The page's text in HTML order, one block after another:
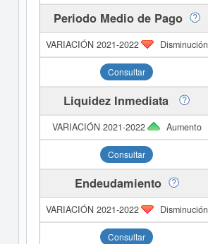
Periodo Medio de Pago
Disminución
Consultar
Liquidez Inmediata
Aumento
Consultar
Endeudamiento
Disminución
Consultar